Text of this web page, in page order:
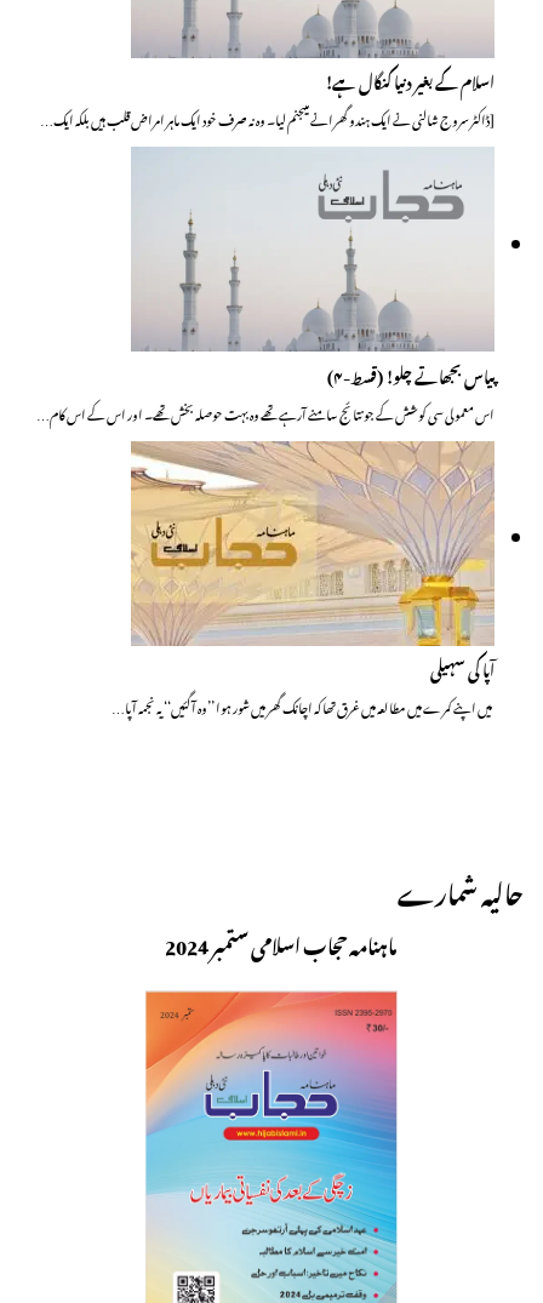
اسلام کے بغیر دنیا کنگال ہے!
[ڈاکٹر سروج شالنی نے ایک ہندو گھرانے میںجنم لیا۔ وہ نہ صرف خود ایک ماہر امراض قلب ہیں بلکہ ایک…
پیاس بجھاتے چلو! (قسط-۴)
اس معمولی سی کوشش کے جو نتائج سامنے آرہے تھے وہ بہت حوصلہ بخش تھے۔ اور اس کے اس کام…
آپا کی سہیلی
میں اپنے کمرے میں مطالعہ میں غرق تھا کہ اچانک گھر میں شور ہوا ’’وہ آگئیں‘‘ یہ نجمہ آپا…
حالیہ شمارے
ماہنامہ حجاب اسلامی ستمبر 2024